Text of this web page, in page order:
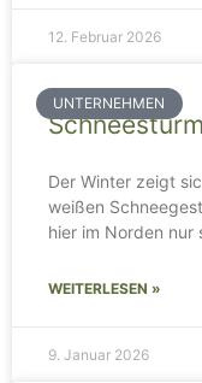
12. Februar 2026
UNTERNEHMEN
Der Winter zeigt
weißen
hier im Norden nur
WEITERLESEN »
9. Januar 2026